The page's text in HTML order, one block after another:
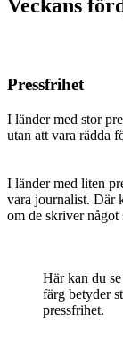
Veckans
Pressfrihet
I länder med stor
utan att vara rädda
I länder med liten
vara journalist. Där
om de skriver något
Här kan du
färg betyder
pressfrihet.